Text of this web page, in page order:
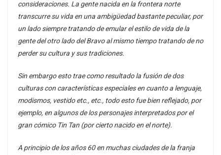
consideraciones. La gente nacida en la frontera norte
transcurre su vida en una ambigüedad bastante peculiar, por
un lado siempre tratando de emular el estilo de vida de la
gente del otro lado del Bravo al mismo tiempo tratando de no
perder su cultura y sus tradiciones.
Sin embargo esto trae como resultado la fusión de dos
culturas con características especiales en cuanto a lenguaje,
modismos, vestido etc., etc., todo esto fue bien reflejado, por
ejemplo, en algunos de los personajes interpretados por el
gran cómico Tin Tan (por cierto nacido en el norte).
A principio de los años 60 en muchas ciudades de la franja